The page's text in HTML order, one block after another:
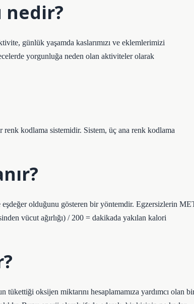
günlük yaşamda kaslarımızı ve eklemlerimizi
yorgunluğa neden olan aktiviteler olarak
kodlama sistemidir. Sistem, üç ana renk kodlama
olduğunu gösteren bir yöntemdir. Egzersizlerin
vücut ağırlığı) / 200 = dakikada yakılan kalori
oksijen miktarını hesaplamamıza yardımcı olan